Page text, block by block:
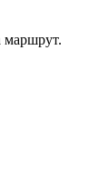
маршрут.